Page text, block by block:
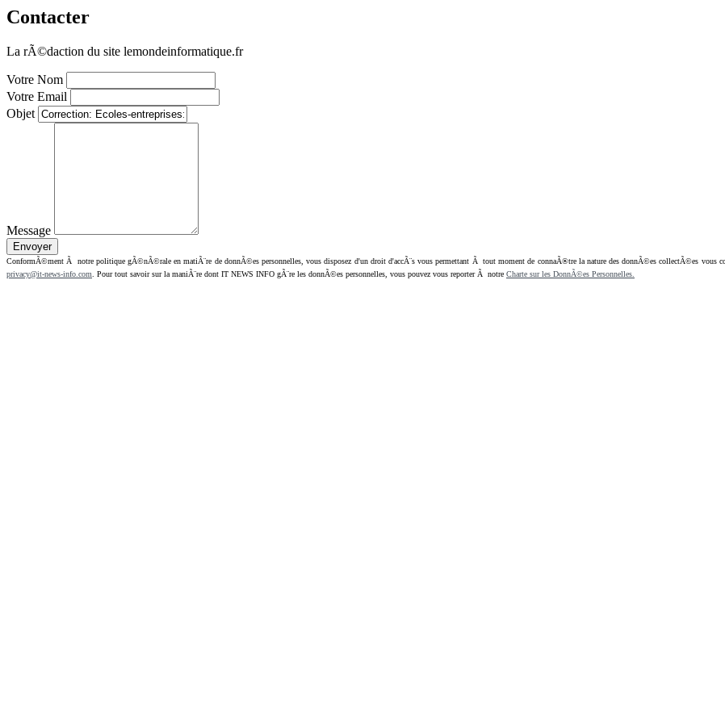
Contacter
La rÃ©daction du site lemondeinformatique.fr
Votre Nom
Votre Email
Objet
Message
ConformÃ©ment Ã notre politique gÃ©nÃ©rale en matiÃ¨re de donnÃ©es personnelles, vous disposez d'un droit d'accÃ¨s vous permettant Ã tout moment de connaÃ®tre la nature des donnÃ©es collectÃ©es vous
privacy@it-news-info.com . Pour tout savoir sur la maniÃ¨re dont IT NEWS INFO gÃ¨re les donnÃ©es personnelles, vous pouvez vous reporter Ã notre Charte sur les DonnÃ©es Personnelles.